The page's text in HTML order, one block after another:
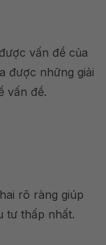
vấn đề của
được những giải
vấn đề.
rõ ràng giúp
tư thấp nhất.